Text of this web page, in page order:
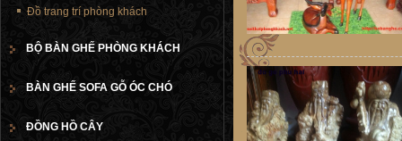
Đồ trang trí phòng khách
BỘ BÀN GHẾ PHÒNG KHÁCH
BÀN GHẾ SOFA GỖ ÓC CHÓ
ĐỒNG HỒ CÂY